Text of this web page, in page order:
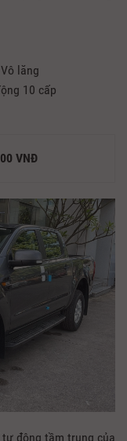
lăng
10 cấp
VNĐ
tự động tầm trung của